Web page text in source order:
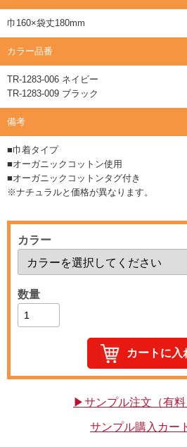
巾160×袋丈180mm
カラー品番
TR-1283-006 ネイビー
TR-1283-009 ブラック
備考
■巾着タイプ
■オーガニックコットン使用
■オーガニックコットンタグ付き
※ナチュラルと価格が異なります。
カラー
数量
▶サンプル注文（有料
サンプル購入カー